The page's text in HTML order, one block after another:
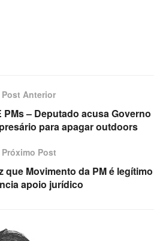
Post Anterior
PMs – Deputado acusa Governo
para apagar outdoors
Próximo Post
que Movimento da PM é legítimo
apoio jurídico